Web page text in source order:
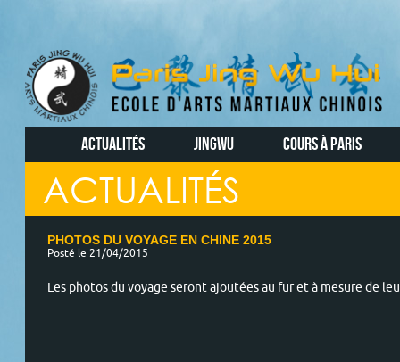
ACTUALITÉS JINGWU COURS À PARIS
ACTUALITÉS
PHOTOS DU VOYAGE EN CHINE 2015
Posté le 21/04/2015
Les photos du voyage seront ajoutées au fur et à mesure de